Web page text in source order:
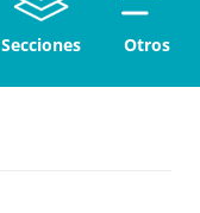
Secciones Otros